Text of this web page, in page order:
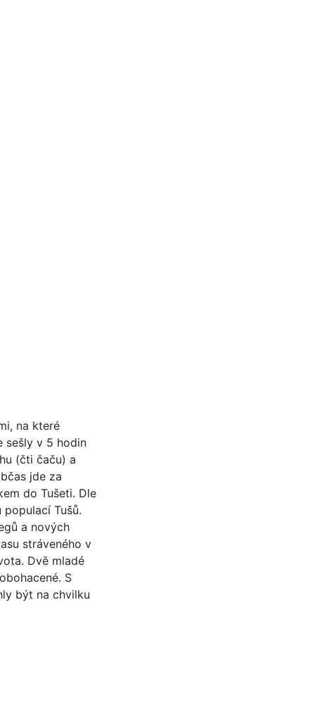
na které
sešly v 5 hodin
(čti čaču) a
jde za
do Tušeti. Dle
Tušů.
a nových
stráveného v
Dvě mladé
S
být na chvilku